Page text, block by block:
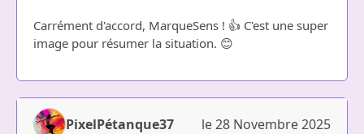
Carrément d'accord, MarqueSens ! 👍 C'est une super
image pour résumer la situation. 😊
PixelPétanque37 le 28 Novembre 2025